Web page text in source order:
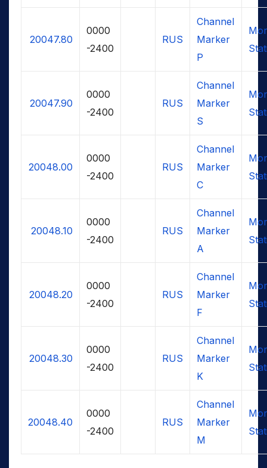
20047.80
0000
-2400
RUS
Channel
Marker
P
20047.90
0000
-2400
RUS
Channel
Marker
S
20048.00
0000
-2400
RUS
Channel
Marker
C
20048.10
0000
-2400
RUS
Channel
Marker
A
20048.20
0000
-2400
RUS
Channel
Marker
F
20048.30
0000
-2400
RUS
Channel
Marker
K
20048.40
0000
-2400
RUS
Channel
Marker
M